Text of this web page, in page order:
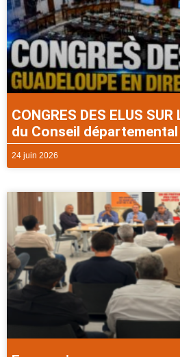
CONGRES DES ELUS
du Conseil départemental
24 juin 2026